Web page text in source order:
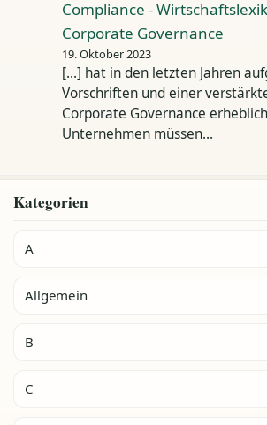
Compliance -
Corporate Governance
19. Oktober 2023
[…] hat in den letzten Jahren
Vorschriften und einer
Corporate Governance
Unternehmen müssen…
Kategorien
A
Allgemein
B
C